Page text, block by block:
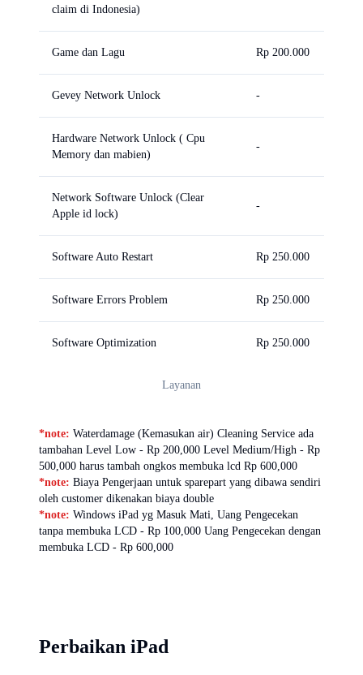
Layanan
claim di Indonesia)
Game dan Lagu Rp 200.000
Gevey Network Unlock -
Hardware Network Unlock ( Cpu
Memory dan mabien)
-
Network Software Unlock (Clear
Apple id lock)
-
Software Auto Restart Rp 250.000
Software Errors Problem Rp 250.000
Software Optimization Rp 250.000
*note: Waterdamage (Kemasukan air) Cleaning Service ada
tambahan Level Low - Rp 200,000 Level Medium/High - Rp
500,000 harus tambah ongkos membuka lcd Rp 600,000
*note: Biaya Pengerjaan untuk sparepart yang dibawa sendiri
oleh customer dikenakan biaya double
*note: Windows iPad yg Masuk Mati, Uang Pengecekan
tanpa membuka LCD - Rp 100,000 Uang Pengecekan dengan
membuka LCD - Rp 600,000
Perbaikan iPad